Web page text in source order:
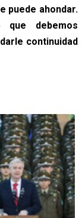
puede ahondar.
que debemos
continuidad